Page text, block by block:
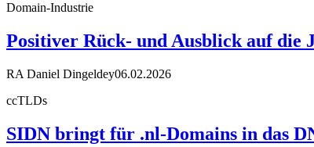
Domain-Industrie
Positiver Rück- und Ausblick auf die
RA Daniel Dingeldey06.02.2026
ccTLDs
SIDN bringt für .nl-Domains in das